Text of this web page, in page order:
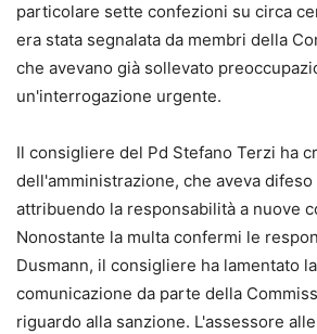
particolare sette confezioni su circa
era stata segnalata da membri della
che avevano già sollevato
un'interrogazione urgente.
Il consigliere del Pd Stefano Terzi ha
dell'amministrazione, che aveva difeso
attribuendo la responsabilità a nuove
Nonostante la multa confermi le
Dusmann, il consigliere ha lamentato
comunicazione da parte della
riguardo alla sanzione. L'assessore